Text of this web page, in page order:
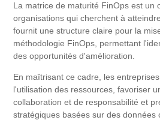
La matrice de maturité FinOps est un
organisations qui cherchent à
fournit une structure claire pour la
méthodologie FinOps, permettant
des opportunités d'amélioration.
En maîtrisant ce cadre, les
l'utilisation des ressources, favoriser
collaboration et de responsabilité et
stratégiques basées sur des données